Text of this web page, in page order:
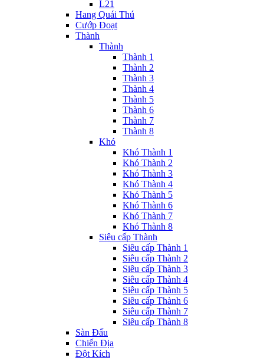
L21
Hang Quái Thú
Cướp Đoạt
Thành
Thành
Thành 1
Thành 2
Thành 3
Thành 4
Thành 5
Thành 6
Thành 7
Thành 8
Khó
Khó Thành 1
Khó Thành 2
Khó Thành 3
Khó Thành 4
Khó Thành 5
Khó Thành 6
Khó Thành 7
Khó Thành 8
Siêu cấp Thành
Siêu cấp Thành 1
Siêu cấp Thành 2
Siêu cấp Thành 3
Siêu cấp Thành 4
Siêu cấp Thành 5
Siêu cấp Thành 6
Siêu cấp Thành 7
Siêu cấp Thành 8
Sàn Đấu
Chiến Địa
Đột Kích